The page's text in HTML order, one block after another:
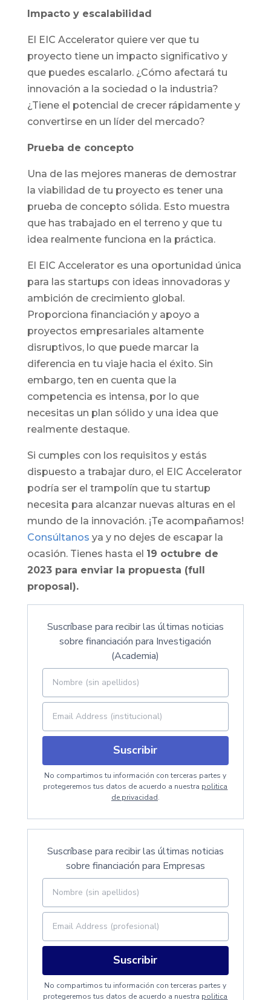
Impacto y escalabilidad
El EIC Accelerator quiere ver que tu
proyecto tiene un impacto significativo y
que puedes escalarlo. ¿Cómo afectará tu
innovación a la sociedad o la industria?
¿Tiene el potencial de crecer rápidamente y
convertirse en un líder del mercado?
Prueba de concepto
Una de las mejores maneras de demostrar
la viabilidad de tu proyecto es tener una
prueba de concepto sólida. Esto muestra
que has trabajado en el terreno y que tu
idea realmente funciona en la práctica.
El EIC Accelerator es una oportunidad única
para las startups con ideas innovadoras y
ambición de crecimiento global.
Proporciona financiación y apoyo a
proyectos empresariales altamente
disruptivos, lo que puede marcar la
diferencia en tu viaje hacia el éxito. Sin
embargo, ten en cuenta que la
competencia es intensa, por lo que
necesitas un plan sólido y una idea que
realmente destaque.
Si cumples con los requisitos y estás
dispuesto a trabajar duro, el EIC Accelerator
podría ser el trampolín que tu startup
necesita para alcanzar nuevas alturas en el
mundo de la innovación. ¡Te acompañamos!
Consúltanos ya y no dejes de escapar la
ocasión. Tienes hasta el 19 octubre de
2023 para enviar la propuesta (full
proposal).
Suscríbase para recibir las últimas noticias
sobre financiación para Investigación
(Academia)
Suscribir
No compartimos tu información con terceras partes y
protegeremos tus datos de acuerdo a nuestra politica
de privacidad.
Suscríbase para recibir las últimas noticias
sobre financiación para Empresas
Suscribir
No compartimos tu información con terceras partes y
protegeremos tus datos de acuerdo a nuestra politica